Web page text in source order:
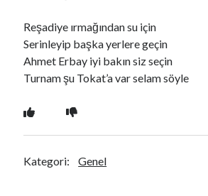
Reşadiye ırmağından su için
Serinleyip başka yerlere geçin
Ahmet Erbay iyi bakın siz seçin
Turnam şu Tokat’a var selam söyle
Kategori: Genel